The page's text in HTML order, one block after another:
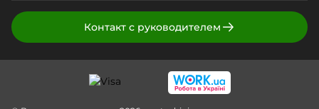
Контакт с руководителем